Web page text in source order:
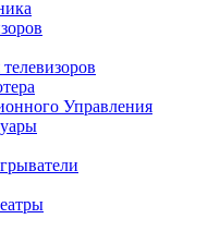
Управления